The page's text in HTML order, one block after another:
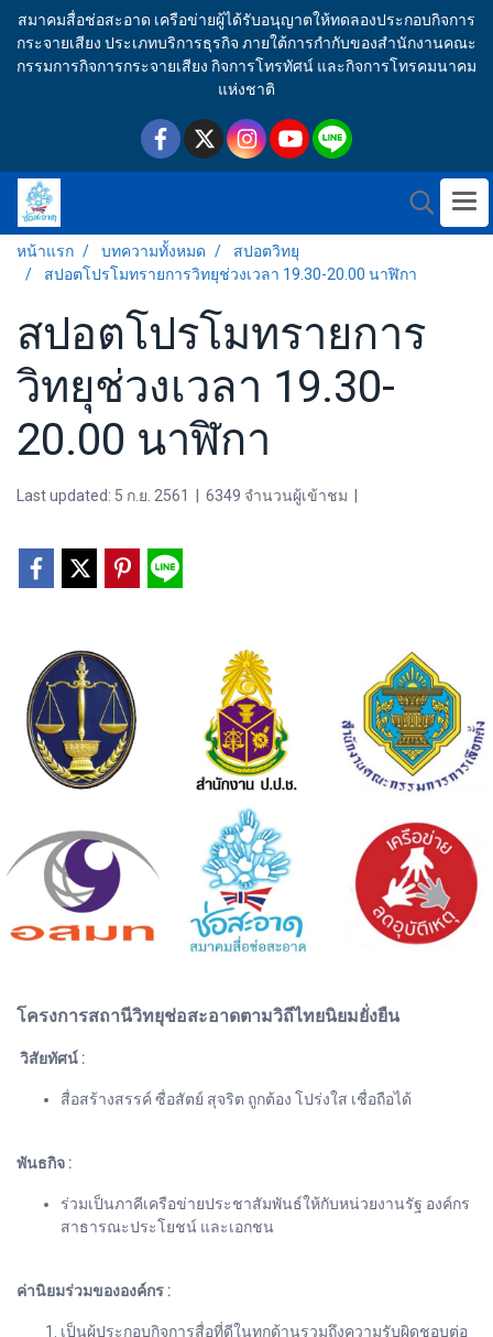
สมาคมสื่อช่อสะอาด เครือข่ายผู้ได้รับอนุญาตให้ทดลองประกอบกิจการ
กระจายเสียง ประเภทบริการธุรกิจ ภายใต้การกำกับของสำนักงานคณะ
กรรมการกิจการกระจายเสียง กิจการโทรทัศน์ และกิจการโทรคมนาคม
แห่งชาติ
หน้าแรก บทความทั้งหมด
สปอตวิทยุ
สปอตโปรโมทรายการวิทยุช่วงเวลา 19.30-20.00 นาฬิกา
สปอตโปรโมทรายการ
วิทยุช่วงเวลา 19.30-
20.00 นาฬิกา
Last updated: 5 ก.ย. 2561 6349 จำนวนผู้เข้าชม
โครงการสถานีวิทยุช่อสะอาดตามวิถีไทยนิยมยั่งยืน
วิสัยทัศน์ :
สื่อสร้างสรรค์ ซื่อสัตย์ สุจริต ถูกต้อง โปร่งใส เชื่อถือได้
พันธกิจ :
ร่วมเป็นภาคีเครือข่ายประชาสัมพันธ์ให้กับหน่วยงานรัฐ องค์กร
สาธารณะประโยชน์ และเอกชน
ค่านิยมร่วมขององค์กร :
เป็นผู้ประกอบกิจการสื่อที่ดีในทุกด้านรวมถึงความรับผิดชอบต่อ